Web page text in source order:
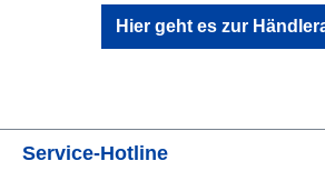
Hier geht es zur
Service-Hotline